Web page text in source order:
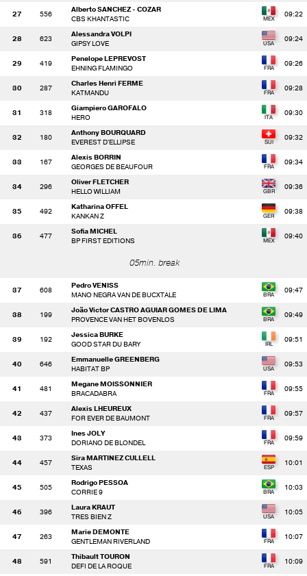
27 556
Alberto SANCHEZ - COZAR
CBS KHANTASTIC
09:22
28 623
Alessandra VOLPI
GIPSY LOVE
09:24
29 419
Penelope LEPREVOST
EHNING FLAMINGO
09:26
30 287
Charles Henri FERME
KATMANDU
09:28
31 318
Giampiero GAROFALO
HERO
09:30
32 180
Anthony BOURQUARD
EVEREST D'ELLIPSE
09:32
33 167
Alexis BORRIN
GEORGES DE BEAUFOUR
09:34
34 296
Oliver FLETCHER
HELLO WILLIAM
09:36
35 492
Katharina OFFEL
KANKAN Z
09:38
36 477
Sofia MICHEL
BP FIRST EDITIONS
09:40
05min. break
37 608
Pedro VENISS
MANO NEGRA VAN DE BUCXTALE
09:47
38 199
João Victor CASTRO AGUIAR GOMES DE LIMA
PROVENCE VAN HET BOVENLOS
09:49
39 192
Jessica BURKE
GOOD STAR DU BARY
09:51
40 646
Emmanuelle GREENBERG
HABITAT BP
09:53
41 481
Megane MOISSONNIER
BRACADABRA
09:55
42 437
Alexis LHEUREUX
FOR EVER DE BAUMONT
09:57
43 373
Ines JOLY
DORIANO DE BLONDEL
09:59
44 457
Sira MARTINEZ CULLELL
TEXAS
10:01
45 505
Rodrigo PESSOA
CORRIE 9
10:03
46 396
Laura KRAUT
TRES BIEN Z
10:05
47 263
Marie DEMONTE
GENTLEMAN RIVERLAND
10:07
48 591
Thibault TOURON
DEFI DE LA ROQUE
10:09